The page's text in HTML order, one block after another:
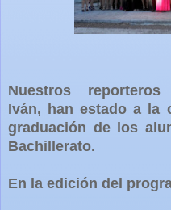
Nuestros
Iván, han estado a la
graduación de los
Bachillerato.
En la edición del